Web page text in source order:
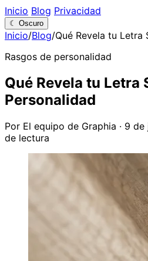
Inicio Blog Privacidad
☾ Oscuro
Inicio/Blog/Qué Revela tu Letra
Rasgos de personalidad
Qué Revela tu Letra
Personalidad
Por El equipo de Graphia · 9 de
de lectura